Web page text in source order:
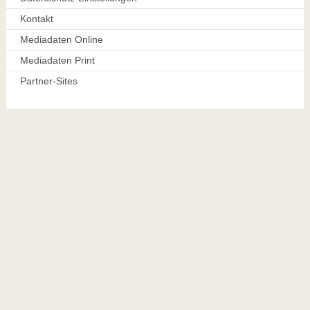
Kontakt
Mediadaten Online
Mediadaten Print
Partner-Sites